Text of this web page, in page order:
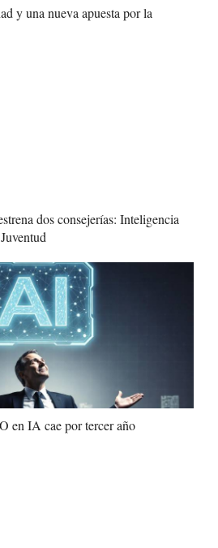
y una nueva apuesta por la
dos consejerías: Inteligencia
en IA cae por tercer año